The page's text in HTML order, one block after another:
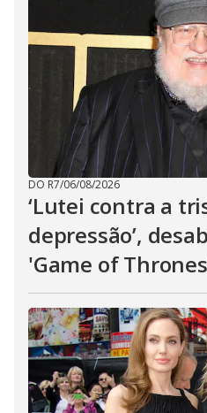
DO R7/06/08/2026
‘Lutei contra a
depressão’,
'Game of